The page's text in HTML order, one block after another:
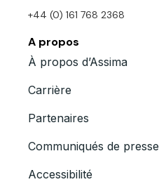
+44 (0) 161 768 2368
A propos
À propos d’Assima
Carrière
Partenaires
Communiqués de presse
Accessibilité